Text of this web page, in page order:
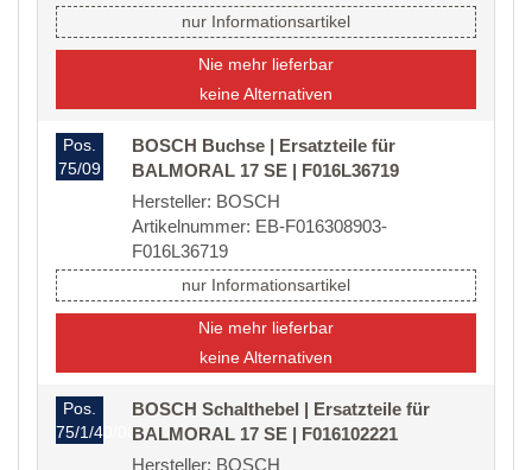
nur Informationsartikel
Nie mehr lieferbar
keine Alternativen
Pos.
75/09
BOSCH Buchse | Ersatzteile für
BALMORAL 17 SE | F016L36719
Hersteller: BOSCH
Artikelnummer: EB-F016308903-
F016L36719
nur Informationsartikel
Nie mehr lieferbar
keine Alternativen
Pos.
75/1/40/08
BOSCH Schalthebel | Ersatzteile für
BALMORAL 17 SE | F016102221
Hersteller: BOSCH